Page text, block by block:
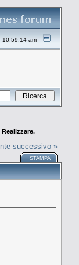
10:59:14 am
Realizzare.
successivo »
STAMPA